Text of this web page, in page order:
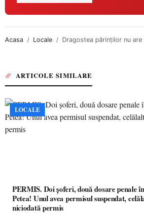
Acasa Locale Dragostea părinţilor nu are
ARTICOLE SIMILARE
LOCALE
PERMIS. Doi șoferi, două dosare penale
Petea! Unul avea permisul suspendat,
niciodată permis